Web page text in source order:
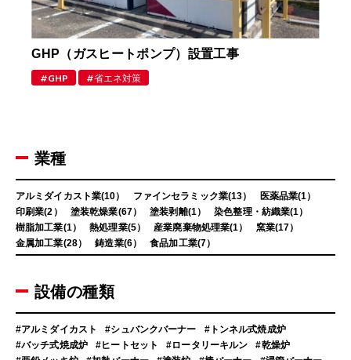
GHP（ガスヒートポンプ）設置工事
GHP 省エネ対策
業種
アルミダイカスト業(10） ファインセラミック業(13）
医薬品業(1）
印刷業(2）
塗装乾燥業(67） 塗装剥離(1）
染色整理・紡織業(1）
樹脂加工業(1）
熱処理業(5） 産業廃棄物処理業(1）
窯業(17）
金属加工業(28）
鋳造業(6） 食品加工業(7）
設備の種類
#アルミダイカスト #シュバンクバーナー
#トンネル式焼成炉
#バッチ式焼成炉
#ヒートセット #ロータリーキルン
#乾燥炉